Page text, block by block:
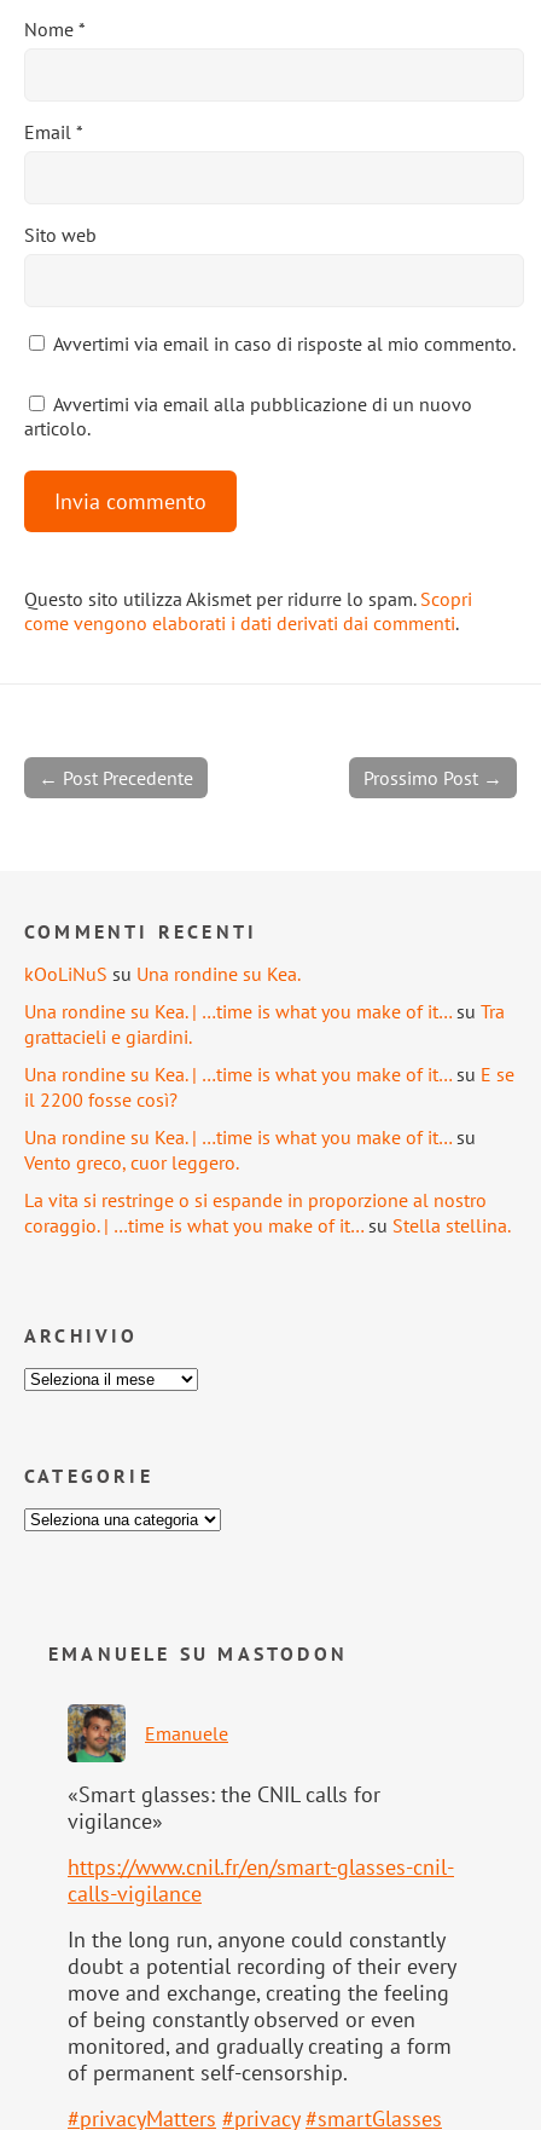
Nome *
Email *
Sito web
Avvertimi via email in caso di risposte al mio commento.
Avvertimi via email alla pubblicazione di un nuovo
articolo.
Questo sito utilizza Akismet per ridurre lo spam. Scopri
come vengono elaborati i dati derivati dai commenti.
Prossimo Post →
← Post Precedente
COMMENTI RECENTI
kOoLiNuS su Una rondine su Kea.
Una rondine su Kea. | …time is what you make of it… su Tra
grattacieli e giardini.
Una rondine su Kea. | …time is what you make of it… su E se
il 2200 fosse così?
Una rondine su Kea. | …time is what you make of it… su
Vento greco, cuor leggero.
La vita si restringe o si espande in proporzione al nostro
coraggio. | …time is what you make of it… su Stella stellina.
ARCHIVIO
CATEGORIE
EMANUELE SU MASTODON
Emanuele
«Smart glasses: the CNIL calls for
vigilance»
https://www.cnil.fr/en/smart-glasses-cnil-
calls-vigilance
In the long run, anyone could constantly
doubt a potential recording of their every
move and exchange, creating the feeling
of being constantly observed or even
monitored, and gradually creating a form
of permanent self-censorship.
#privacyMatters #privacy #smartGlasses